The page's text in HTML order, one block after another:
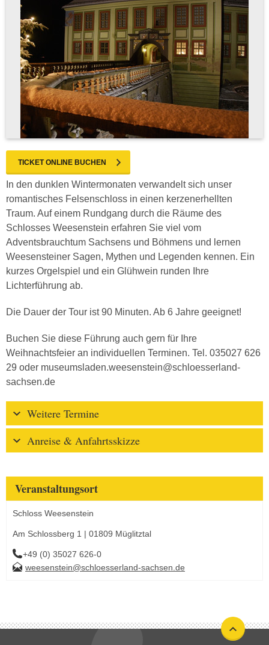
TICKET ONLINE BUCHEN
In den dunklen Wintermonaten verwandelt sich unser
romantisches Felsenschloss in einen kerzenerhellten
Traum. Auf einem Rundgang durch die Räume des
Schlosses Weesenstein erfahren Sie viel vom
Adventsbrauchtum Sachsens und Böhmens und lernen
Weesensteiner Sagen, Mythen und Legenden kennen. Ein
kurzes Orgelspiel und ein Glühwein runden Ihre
Lichterführung ab.
Die Dauer der Tour ist 90 Minuten. Ab 6 Jahre geeignet!
Buchen Sie diese Führung auch gern für Ihre
Weihnachtsfeier an individuellen Terminen. Tel. 035027 626
29 oder museumsladen.weesenstein@schloesserland-
sachsen.de
Weitere Termine
Anreise & Anfahrtsskizze
Veranstaltungsort
Schloss Weesenstein
Am Schlossberg 1 | 01809 Müglitztal
+49 (0) 35027 626-0
weesenstein@schloesserland-sachsen.de